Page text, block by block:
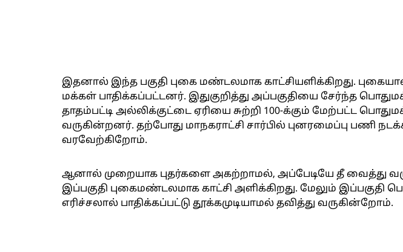
இதனால் இந்த பகுதி புகை மண்டலமாக காட்சியளிக்கிறது.
மக்கள் பாதிக்கப்பட்டனர். இதுகுறித்து அப்பகுதியை சேர்ந்த
தாதம்பட்டி அல்லிக்குட்டை ஏரியை சுற்றி 100-க்கும் மேற்பட்ட
வருகின்றனர். தற்போது மாநகராட்சி சார்பில் புனரமைப்பு பணி
வரவேற்கிறோம்.
ஆனால் முறையாக புதர்களை அகற்றாமல், அப்பேடியே தீ வைத்து
இப்பகுதி புகைமண்டலமாக காட்சி அளிக்கிறது. மேலும்
எரிச்சலால் பாதிக்கப்பட்டு தூக்கமுடியாமல் தவித்து வருகின்றோம்.